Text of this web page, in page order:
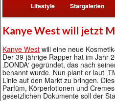
Lifestyle Stargalerien
Kanye West will jetzt
Kanye West will eine neue
Der 39-jährige Rapper hat im Jahr
‚DONDA‘ gegründet, das nach
benannt wurde. Nun plant er laut
Linie auf den Markt zu bringen.
Parfüm, Körperlotionen und
gesetzlichen Dokumente soll der